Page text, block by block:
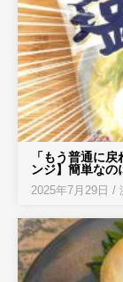
「もう普通に
ンジ】簡単な
2025年7月29日 /